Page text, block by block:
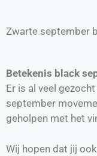
Zwarte september
Betekenis black
Er is al veel
september
geholpen met het
Wij hopen dat jij